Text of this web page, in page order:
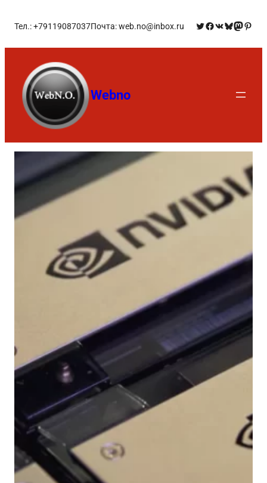
Тел.: +79119087037Почта: web.no@inbox.ru
Webno